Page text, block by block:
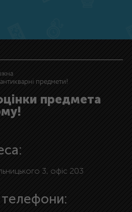
предмети!
предмета
3, офіс 203
телефони: